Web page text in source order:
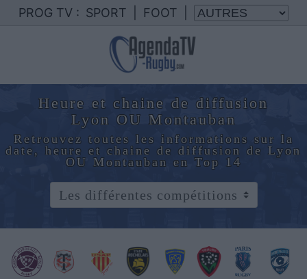
PROG TV : SPORT FOOT
Heure et chaine de diffusion
Lyon OU Montauban
Retrouvez toutes les informations sur la
date, heure et chaine de diffusion de Lyon
OU Montauban en Top 14